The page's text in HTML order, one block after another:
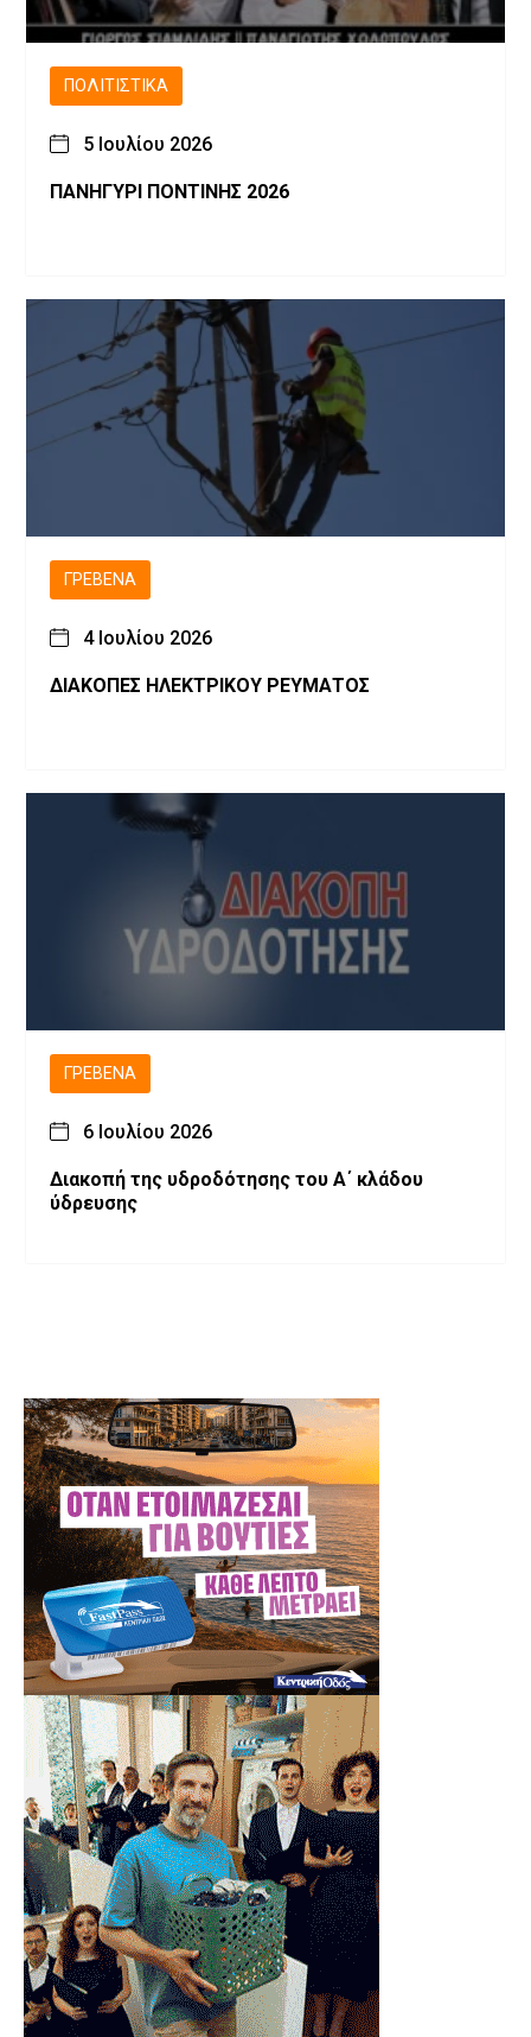
ΠΟΛΙΤΙΣΤΙΚΆ
5 Ιουλίου 2026
ΠΑΝΗΓΥΡΙ ΠΟΝΤΙΝΗΣ 2026
ΓΡΕΒΕΝΆ
4 Ιουλίου 2026
ΔΙΑΚΟΠΕΣ ΗΛΕΚΤΡΙΚΟΥ ΡΕΥΜΑΤΟΣ
ΓΡΕΒΕΝΆ
6 Ιουλίου 2026
Διακοπή της υδροδότησης του Α΄ κλάδου
ύδρευσης